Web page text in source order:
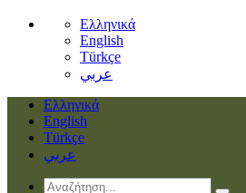
Ελληνικά
English
Türkçe
عربي
Ελληνικά
English
Türkçe
عربي